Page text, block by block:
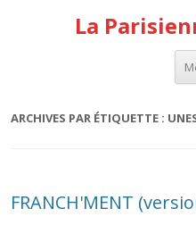
La
ARCHIVES PAR ÉTIQUETTE :
FRANCH'MENT